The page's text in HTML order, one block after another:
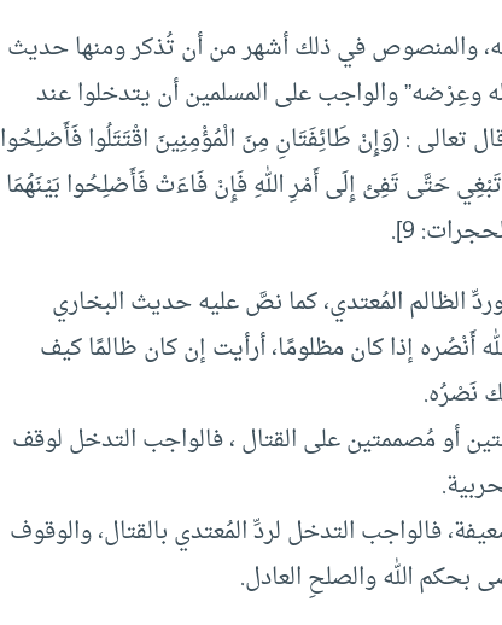
والمنصوص في ذلك أشهر من أن تُذكر ومنها حديث
وعِرْضه” والواجب على المسلمين أن يتدخلوا عند
: (وَإِنْ طَائِفَتَانِ مِنَ الْمُؤْمِنِينَ اقْتَتَلُوا فَأَصْلِحُوا
حَتَّى تَفِئ إِلَى أَمْرِ اللهِ فَإِنْ فَاءَتْ فَأَصْلِحُوا بَيْنَهُمَا
9].
الظالم المُعتدي، كما نصَّ عليه حديث البخاري
أَنْصُره إذا كان مظلومًا، أرأيت إن كان ظالمًا كيف
نَصْرُه.
أو مُصممتين على القتال ، فالواجب التدخل لوقف
فالواجب التدخل لردِّ المُعتدي بالقتال، والوقوف
بحكم الله والصلحِ العادل.